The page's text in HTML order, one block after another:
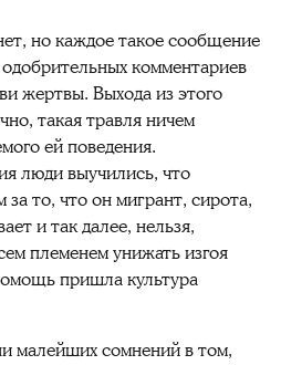
но каждое такое сообщение
комментариев
жертвы. Выхода из этого
такая травля ничем
ей поведения.
люди выучились, что
за то, что он мигрант, сирота,
и так далее, нельзя,
племенем унижать изгоя
пришла культура
малейших сомнений в том,